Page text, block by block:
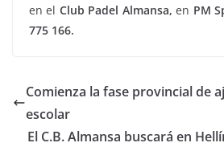
en el Club Padel Almansa, en PM
775 166.
Comienza la fase provincial de
escolar
El C.B. Almansa buscará en